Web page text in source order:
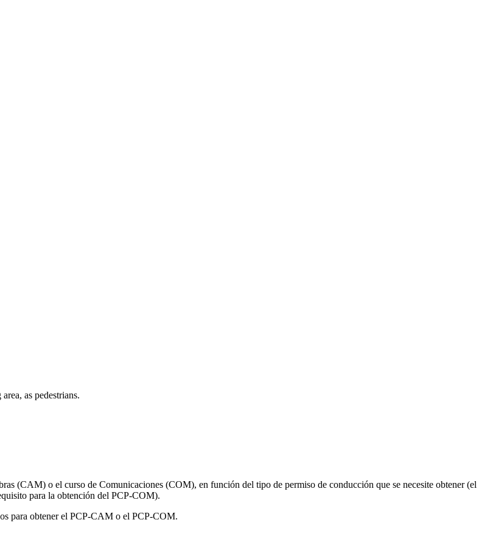
as pedestrians.
(CAM) o el curso de Comunicaciones (COM), en función del tipo de permiso de conducción que se necesite obtener (el
para la obtención del PCP-COM).
para obtener el PCP-CAM o el PCP-COM.